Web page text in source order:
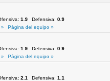
1.9 Defensiva: 0.9
»
Página del equipo »
1.9 Defensiva: 0.9
»
Página del equipo »
2.1 Defensiva: 1.1